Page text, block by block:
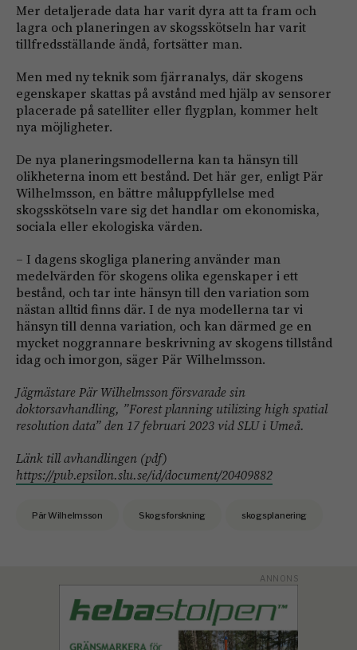
Mer detaljerade data har varit dyra att ta fram och
lagra och planeringen av skogsskötseln har varit
tillfredsställande ändå, fortsätter man.
Men med ny teknik som fjärranalys, där skogens
egenskaper skattas på avstånd med hjälp av sensorer
placerade på satelliter eller flygplan, kommer helt
nya möjligheter.
De nya planeringsmodellerna kan ta hänsyn till
olikheterna inom ett bestånd. Det här ger, enligt Pär
Wilhelmsson, en bättre måluppfyllelse med
skogsskötseln vare sig det handlar om ekonomiska,
sociala eller ekologiska värden.
– I dagens skogliga planering använder man
medelvärden för skogens olika egenskaper i ett
bestånd, och tar inte hänsyn till den variation som
nästan alltid finns där. I de nya modellerna tar vi
hänsyn till denna variation, och kan därmed ge en
mycket noggrannare beskrivning av skogens tillstånd
idag och imorgon, säger Pär Wilhelmsson.
Jägmästare Pär Wilhelmsson försvarade sin
doktorsavhandling, ”Forest planning utilizing high spatial
resolution data” den 17 februari 2023 vid SLU i Umeå.
Länk till avhandlingen (pdf)
https://pub.epsilon.slu.se/id/document/20409882
Pär Wilhelmsson Skogsforskning skogsplanering